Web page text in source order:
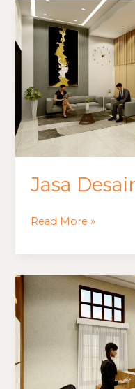
Jasa
Jasa
Desain
Kantor
Brilink
Read More »
Desain